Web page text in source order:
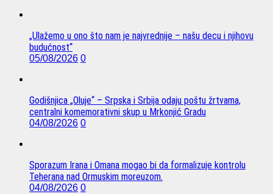
„Ulažemo u ono što nam je najvrednije – našu decu i njihovu
budućnost“
05/08/2026 0
Godišnjica „Oluje“ – Srpska i Srbija odaju poštu žrtvama,
centralni komemorativni skup u Mrkonjić Gradu
04/08/2026 0
Sporazum Irana i Omana mogao bi da formalizuje kontrolu
Teherana nad Ormuskim moreuzom.
04/08/2026 0